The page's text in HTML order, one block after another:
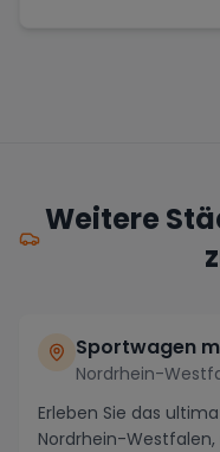
Weitere
Sportwagen
Nordrhein-
Erleben Sie das
Nordrhein-